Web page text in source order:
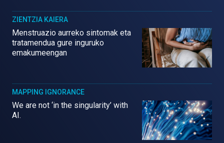
ZIENTZIA KAIERA
Menstruazio aurreko sintomak eta
tratamendua gure inguruko
emakumeengan
MAPPING IGNORANCE
We are not ‘in the singularity’ with
AI.